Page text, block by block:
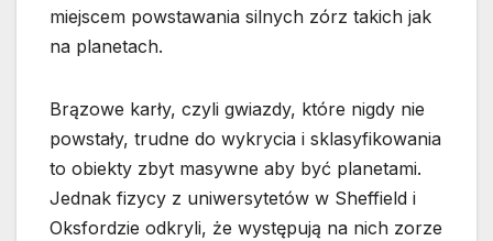
miejscem powstawania silnych zórz takich jak
na planetach.
Brązowe karły, czyli gwiazdy, które nigdy nie
powstały, trudne do wykrycia i sklasyfikowania
to obiekty zbyt masywne aby być planetami.
Jednak fizycy z uniwersytetów w Sheffield i
Oksfordzie odkryli, że występują na nich zorze